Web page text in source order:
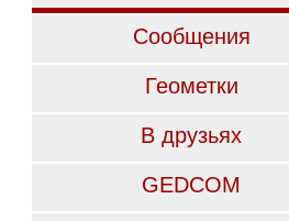
Сообщения
Геометки
В друзьях
GEDCOM